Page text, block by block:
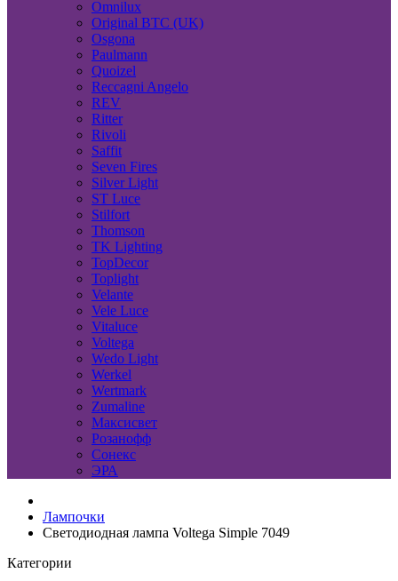
Omnilux
Original BTC (UK)
Osgona
Paulmann
Quoizel
Reccagni Angelo
REV
Ritter
Rivoli
Saffit
Seven Fires
Silver Light
ST Luce
Stilfort
Thomson
TK Lighting
TopDecor
Toplight
Velante
Vele Luce
Vitaluce
Voltega
Wedo Light
Werkel
Wertmark
Zumaline
Максисвет
Розанофф
Сонекс
ЭРА
Лампочки
Светодиодная лампа Voltega Simple 7049
Категории